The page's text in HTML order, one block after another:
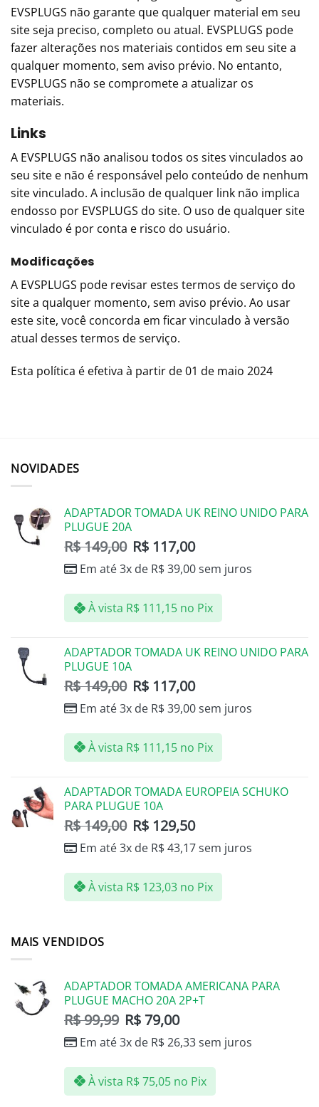
EVSPLUGS não garante que qualquer material em seu
site seja preciso, completo ou atual. EVSPLUGS pode
fazer alterações nos materiais contidos em seu site a
qualquer momento, sem aviso prévio. No entanto,
EVSPLUGS não se compromete a atualizar os
materiais.
Links
A EVSPLUGS não analisou todos os sites vinculados ao
seu site e não é responsável pelo conteúdo de nenhum
site vinculado. A inclusão de qualquer link não implica
endosso por EVSPLUGS do site. O uso de qualquer site
vinculado é por conta e risco do usuário.
Modificações
A EVSPLUGS pode revisar estes termos de serviço do
site a qualquer momento, sem aviso prévio. Ao usar
este site, você concorda em ficar vinculado à versão
atual desses termos de serviço.
Esta política é efetiva à partir de 01 de maio 2024
NOVIDADES
ADAPTADOR TOMADA UK REINO UNIDO PARA
PLUGUE 20A
R$149,00 R$ 117,00
Em até 3x de R$39,00sem juros
À vista R$111,15 no Pix
ADAPTADOR TOMADA UK REINO UNIDO PARA
PLUGUE 10A
R$149,00 R$ 117,00
Em até 3x de R$39,00sem juros
À vista R$111,15 no Pix
ADAPTADOR TOMADA EUROPEIA SCHUKO
PARA PLUGUE 10A
R$149,00 R$ 129,50
Em até 3x de R$43,17sem juros
À vista R$123,03 no Pix
MAIS VENDIDOS
ADAPTADOR TOMADA AMERICANA PARA
PLUGUE MACHO 20A 2P+T
R$99,99 R$ 79,00
Em até 3x de R$26,33sem juros
À vista R$75,05 no Pix